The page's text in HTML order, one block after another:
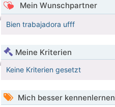
Mein Wunschpartner
Bien trabajadora ufff
Meine Kriterien
Keine Kriterien gesetzt
Mich besser kennenlernen